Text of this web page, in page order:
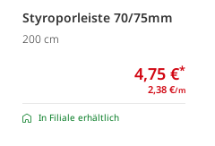
Styroporleiste 70/75mm
200 cm
4,75 €*
2,38 €/m
In Filiale erhältlich